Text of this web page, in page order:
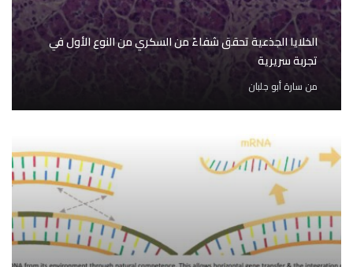
الخلايا الجذعية تحقق شفاءً من السكري من النوع الأول في
تجربة سريرية
من سارة أبو جلبان